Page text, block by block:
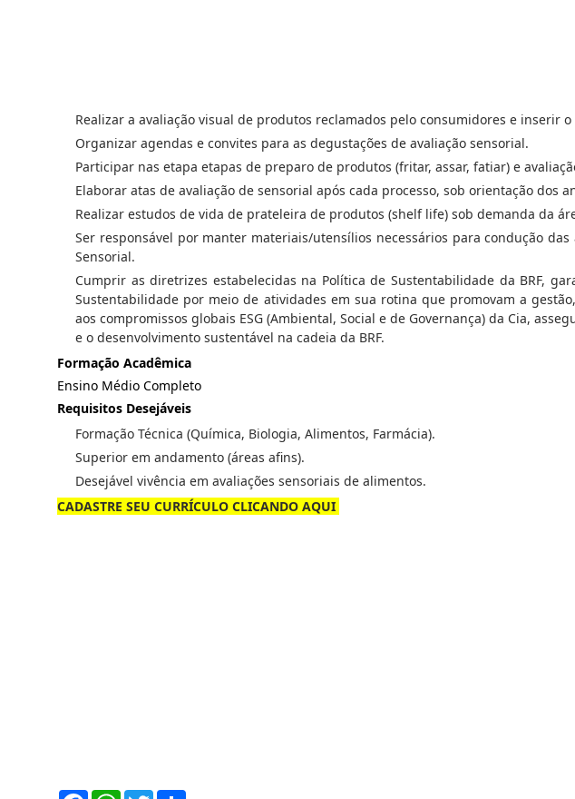
Realizar a avaliação visual de produtos reclamados pelo consumidores e inserir
Organizar agendas e convites para as degustações de avaliação sensorial.
Participar nas etapa etapas de preparo de produtos (fritar, assar, fatiar) e
Elaborar atas de avaliação de sensorial após cada processo, sob orientação dos
Realizar estudos de vida de prateleira de produtos (shelf life) sob demanda da
Ser responsável por manter materiais/utensílios necessários para condução
Sensorial.
Cumprir as diretrizes estabelecidas na Política de Sustentabilidade da BRF,
Sustentabilidade por meio de atividades em sua rotina que promovam a
aos compromissos globais ESG (Ambiental, Social e de Governança) da Cia,
e o desenvolvimento sustentável na cadeia da BRF.
Formação Acadêmica
Ensino Médio Completo
Requisitos Desejáveis
Formação Técnica (Química, Biologia, Alimentos, Farmácia).
Superior em andamento (áreas afins).
Desejável vivência em avaliações sensoriais de alimentos.
CADASTRE SEU CURRÍCULO CLICANDO AQUI